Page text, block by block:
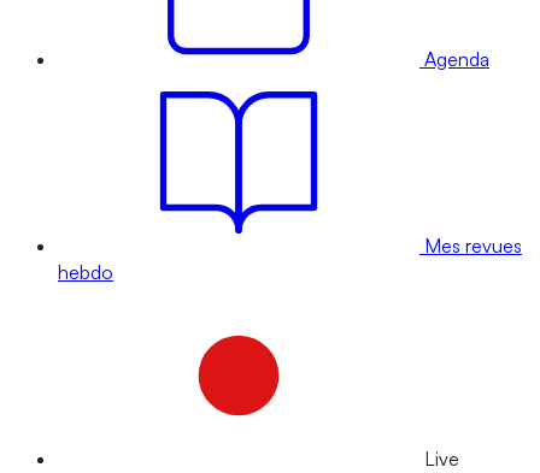
Agenda
Mes revues
hebdo
Live